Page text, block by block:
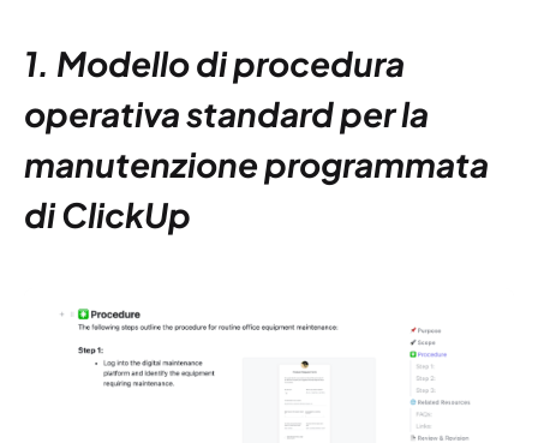
1. Modello di procedura
operativa standard per la
manutenzione programmata
di ClickUp